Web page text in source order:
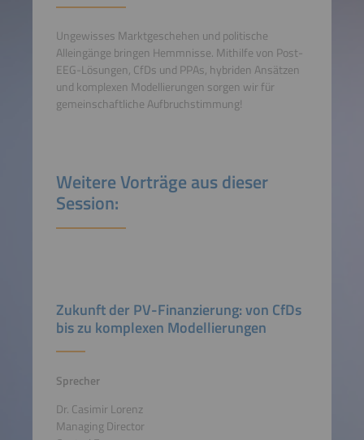
Ungewisses Marktgeschehen und politische
Alleingänge bringen Hemmnisse. Mithilfe von Post-
EEG-Lösungen, CfDs und PPAs, hybriden Ansätzen
und komplexen Modellierungen sorgen wir für
gemeinschaftliche Aufbruchstimmung!
Weitere Vorträge aus dieser
Session:
Zukunft der PV-Finanzierung: von CfDs
bis zu komplexen Modellierungen
Sprecher
Dr. Casimir Lorenz
Managing Director